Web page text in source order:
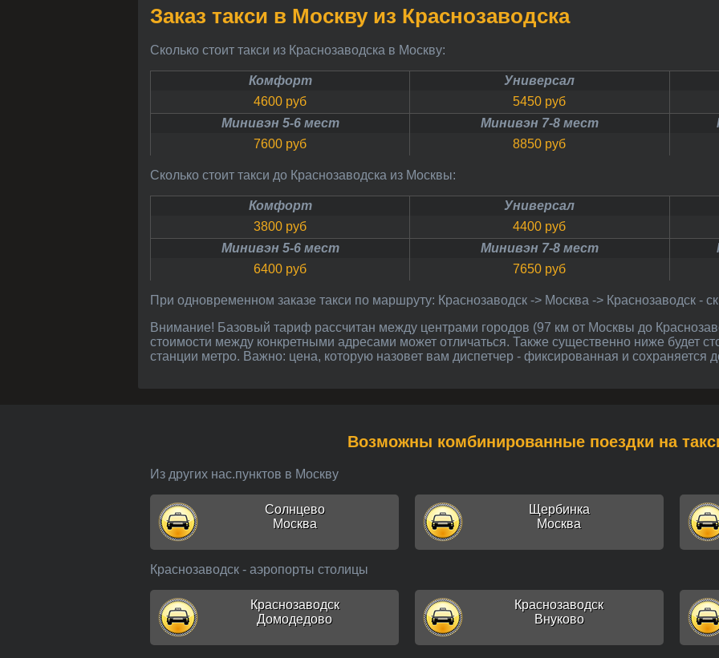
Заказ такси в Москву из Краснозаводска
Сколько стоит такси из Краснозаводска в Москву:
Комфорт
4600 руб
Универсал
5450 руб
Минивэн 5-6 мест
7600 руб
Минивэн 7-8 мест
8850 руб
Сколько стоит такси до Краснозаводска из Москвы:
Комфорт
3800 руб
Универсал
4400 руб
Минивэн 5-6 мест
6400 руб
Минивэн 7-8 мест
7650 руб
При одновременном заказе такси по маршруту: Краснозаводск -> Москва -> Краснозаводск -
Внимание! Базовый тариф рассчитан между центрами городов (97 км от Москвы до Краснозаводска), окончательный расчет
стоимости между конкретными адресами может отличаться. Также существенно ниже будет
станции метро. Важно: цена, которую назовет вам диспетчер - фиксированная и сохраняется
Возможны комбинированные поездки на
Из других нас.пунктов в Москву
Солнцево
Москва
Щербинка
Москва
Краснозаводск - аэропорты столицы
Краснозаводск
Домодедово
Краснозаводск
Внуково